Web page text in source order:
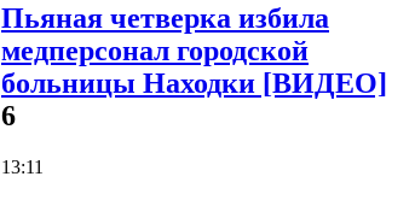
Пьяная четверка избила
медперсонал городской
больницы Находки [ВИДЕО]
6
13:11